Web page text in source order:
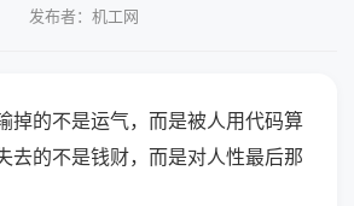
发布者：机工网
掉的不是运气，而是被人用代码算
去的不是钱财，而是对人性最后那